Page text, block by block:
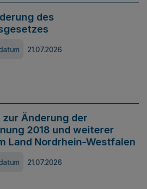
des
21.07.2026
Änderung der
2018 und weiterer
Land Nordrhein-Westfalen
21.07.2026